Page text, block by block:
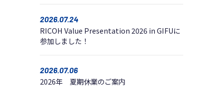
RICOH Value Presentation 2026 in GIFUに
参加しました！
2026.07.24
2026年 夏期休業のご案内
2026.07.06